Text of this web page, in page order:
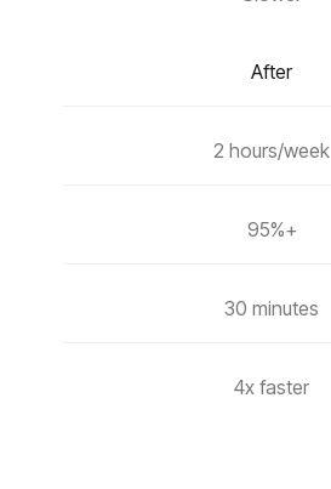
After
2 hours/week
95%+
30 minutes
4x faster